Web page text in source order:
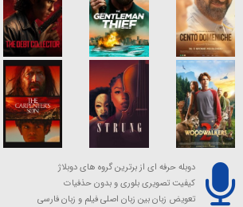
دوبله حرفه ای از برترین گروه های دوبلاژ
کیفیت تصویری بلوری و بدون حذفیات
تعویض زبان بین زبان اصلی فیلم و زبان فارسی